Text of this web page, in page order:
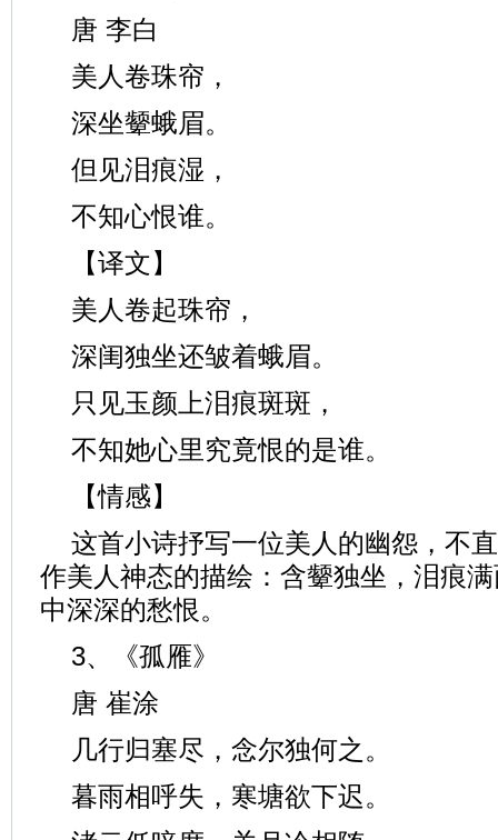
唐 李白
美人卷珠帘，
深坐颦蛾眉。
但见泪痕湿，
不知心恨谁。
【译文】
美人卷起珠帘，
深闺独坐还皱着蛾眉。
只见玉颜上泪痕斑斑，
不知她心里究竟恨的是谁。
【情感】
这首小诗抒写一位美人的幽怨，不
作美人神态的描绘：含颦独坐，泪痕
中深深的愁恨。
3、《孤雁》
唐 崔涂
几行归塞尽，念尔独何之。
暮雨相呼失，寒塘欲下迟。